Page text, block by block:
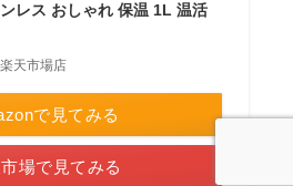
レス おしゃれ 保温 1L 温活
天市場店
で見てみる
場で見てみる